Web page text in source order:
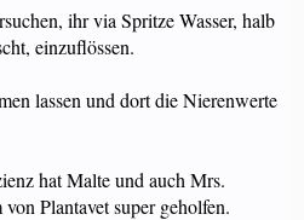
ihr via Spritze Wasser, halb
einzuflössen.
lassen und dort die Nierenwerte
hat Malte und auch Mrs.
Plantavet super geholfen.